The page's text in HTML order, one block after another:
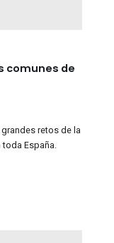
comunes de
retos de la
España.